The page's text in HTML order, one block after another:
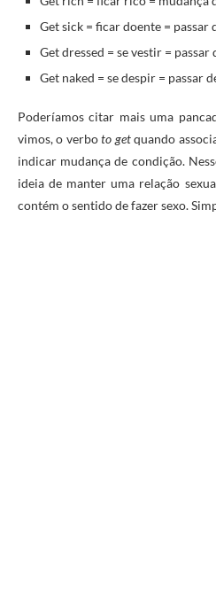
Get sick = ficar doente = passar
Get dressed = se vestir =
Get naked = se despir = passar
Poderíamos citar mais uma
vimos, o verboto getquando
indicar mudança de condição.
ideia de manter uma relação
contém o sentido de fazer sexo.